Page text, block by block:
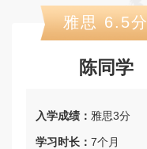
雅思 6.5分
陈同学
入学成绩： 雅思3分
学习时长： 7个月